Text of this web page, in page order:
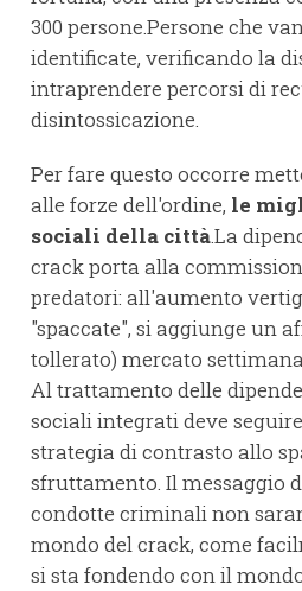
300 persone.Persone che
identificate, verificando la
intraprendere percorsi di
disintossicazione.
Per fare questo occorre
alle forze dell'ordine, le
sociali della città.La
crack porta alla
predatori: all'aumento
"spaccate", si aggiunge un
tollerato) mercato
Al trattamento delle
sociali integrati deve
strategia di contrasto allo
sfruttamento. Il messaggio
condotte criminali non
mondo del crack, come
si sta fondendo con il